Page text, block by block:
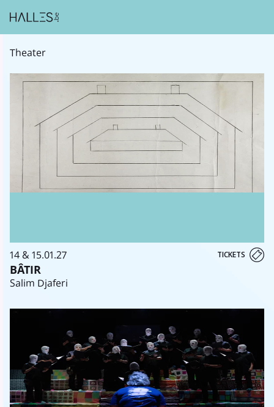
Theater
14 & 15.01.27 TICKETS
BÂTIR
Salim Djaferi